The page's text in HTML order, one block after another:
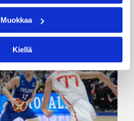
Muokkaa
Kiellä